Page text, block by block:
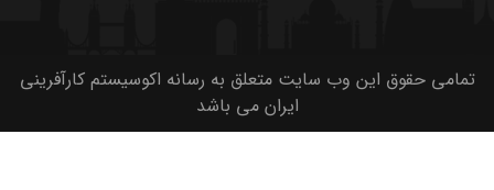
تمامی حقوق این وب سایت متعلق به رسانه اکوسیستم کارآفرینی
ایران می باشد